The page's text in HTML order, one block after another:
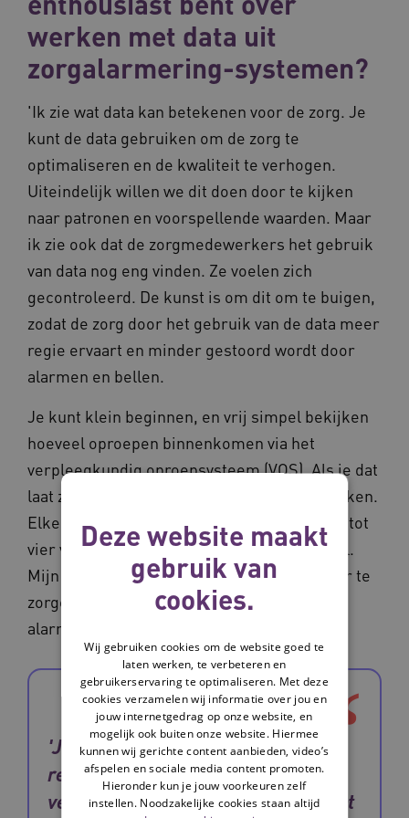
werken met data uit
zorgalarmering-systemen?
'Ik zie wat data kan betekenen voor de zorg. Je
kunt de data gebruiken om de zorg te
optimaliseren en de kwaliteit te verhogen.
Uiteindelijk willen we dit doen door te kijken
naar patronen en voorspellende waarden. Maar
ik zie ook dat de zorgmedewerkers het gebruik
van data nog eng vinden. Ze voelen zich
gecontroleerd. De kunst is om dit om te buigen,
zodat de zorg door het gebruik van de data meer
regie ervaart en minder gestoord wordt door
alarmen en bellen.
Je kunt klein beginnen, en vrij simpel bekijken
hoeveel oproepen binnenkomen via het
verpleegkundig oproepsysteem (VOS). Als je dat
laat zien, zie je de zorgmedewerkers schrikken.
Elke 5 minuten krijgt een medewerker drie tot
vier van die oproepen. Dat is ontzettend veel.
Mijn streven is om de zorg te ontlasten, door te
zorgen voor minder bellen en dus minder
alarmmoeheid.'
'Je kunt snel verbeteringen
realiseren door te kijken naar
veelbellers. Wie zijn dit? Waar komt
Deze website maakt
gebruik van
cookies.
Wij gebruiken cookies om de website goed te
laten werken, te verbeteren en
gebruikerservaring te optimaliseren. Met deze
cookies verzamelen wij informatie over jou en
jouw internetgedrag op onze website, en
mogelijk ook buiten onze website. Hiermee
kunnen wij gerichte content aanbieden, video’s
afspelen en sociale media content promoten.
Hieronder kun je jouw voorkeuren zelf
instellen. Noodzakelijke cookies staan altijd